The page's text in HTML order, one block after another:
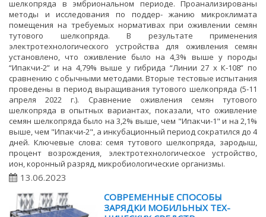
шелкопряда в эмбриональном периоде. Проанализированы
методы и исследования по поддер- жанию микроклимата
помещения на требуемых нормативах при оживлении семян
тутового шелкопряда. В результате применения
электротехнологического устройства для оживления семян
установлено, что оживление было на 4,3% выше у породы
“Ипакчи-2” и на 4,79% выше у гибрида “Линии 27 х К-108” по
сравнению с обычными методами. Вторые тестовые испытания
проведены в период выращивания тутового шелкопряда (5-11
апреля 2022 г.). Сравнение оживления семян тутового
шелкопряда в опытных вариантах, показали, что оживление
семян шелкопряда было на 3,2% выше, чем "Ипакчи-1" и на 2,1%
выше, чем "Ипакчи-2", а инкубационный период сократился до 4
дней. Ключевые слова: семя тутового шелкопряда, зародыш,
процент возрождения, электротехнологическое устройство,
ион, коронный разряд, микробиологические организмы.
13.06.2023
СОВРЕМЕННЫЕ СПОСОБЫ
ЗАРЯДКИ МОБИЛЬНЫХ ТЕХ-